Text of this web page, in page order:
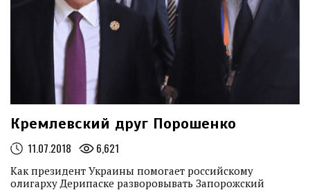
Кремлевский друг Порошенко
11.07.2018 6,621
Как президент Украины помогает российскому
олигарху Дерипаске разворовывать Запорожский